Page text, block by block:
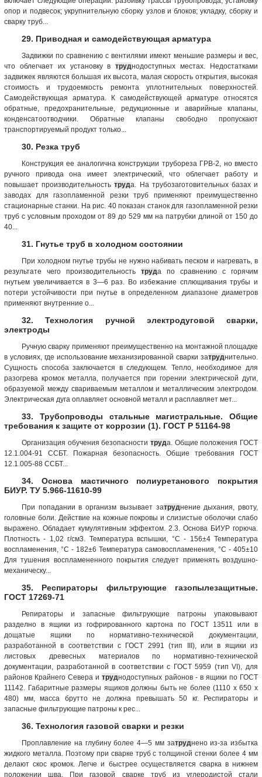
опор и подвесок; укрупнительную сборку узлов и блоков; укладку, сборку и
сварку труб...
29. Приводная и самодействующая арматура
Задвижки по сравнению с вентилями имеют меньшие размеры и вес,
что облегчает их установку втруднодоступных местах. Недостатками
задвижек являются большая их высота, малая скорость открытия, высокая
стоимость и трудоемкость ремонта уплотнительных поверхностей.
Самодействующая арматура. К самодействующей арматуре относятся
обратные, предохранительные, редукционные и аварийные клапаны,
конденсатоотводчики. Обратные клапаны свободно пропускают
транспортируемый продукт только...
30. Резка труб
Конструкция ее аналогична конструкции трубореза ГРВ-2, но вместо
ручного привода она имеет электрический, что облегчает работу и
повышает производительностьтруда. На трубозаготовительных базах и
заводах для газопламенной резки труб применяют преимущественно
стационарные станки. На рис. 40 показан станок для газопламенной резки
труб с условным проходом от 89 до 529 мм на патрубки длиной от 150 до
40...
31. Гнутье труб в холодном состоянии
При холодном гнутье трубы не нужно набивать песком и нагревать, в
результате чего производительность труда по сравнению с горячим
гнутьем увеличивается в 3—6 раз. Во избежание сплющивания трубы и
потери устойчивости при гнутье в определенном диапазоне диаметров
применяют внутренние о...
32. Технология ручной электродуговой сварки,
электроды
Ручную сварку применяют преимущественно на монтажной площадке
в условиях, где использование механизированной сварки затруднительно.
Сущность способа заключается в следующем. Тепло, необходимое для
разогрева кромок металла, получается при горении электрической дуги,
образуемой между свариваемым металлом и металлическим электродом.
Электрическая дуга оплавляет основной металл и расплавляет мет...
33. Трубопроводы стальные магистральные. Общие
требования к защите от коррозии (1). ГОСТ Р 51164-98
Организация обучения безопасности труда. Общие положения ГОСТ
12.1.004-91 ССБТ. Пожарная безопасность. Общие требования ГОСТ
12.1.005-88 ССБТ...
34. Основа мастичного полиуретанового покрытия
БИУР. ТУ 5.966-11610-99
При попадании в организм вызывает затруднение дыхания, рвоту,
головные боли. Действие на кожные покровы и слизистые оболочки слабо
выражено. Обладает кумулятивным эффектом. 2.3. Основа БИУР горюча.
Плотность - 1,02 г/см3. Температура вспышки, °С - 156±4 Температура
воспламенения, °С - 182±6 Температура самовоспламенения, °С - 405±10
Для тушения воспламененного покрытия следует применять воздушно-
механическу...
35. Респираторы фильтрующие газопылезащитные.
ГОСТ 17269-71
Репираторы и запасные фильтрующие патроны упаковывают
разделно в ящики из гофрированного картона по ГОСТ 13511 или в
дощатые ящики по нормативно-технической документации,
разработанной в соответствии с ГОСТ 2991 (тип III), или в ящики из
листовых древесных материалов по нормативно-технической
документации, разработанной в соответствии с ГОСТ 5959 (тип VI), для
районов Крайнего Севера итруднодоступных районов - в ящики по ГОСТ
11142. Габаритные размеры ящиков должны быть не более (1110 х 650 x
480) мм, масса брутто не должна превышать 50 кг. Респираторы и
запасные фильтрующие патроны к рес...
36. Технология газовой сварки и резки
Проплавление на глубину более 4—5 мм затруднено из-за избытка
жидкого металла. Поэтому при сварке труб с толщиной стенки более 4 мм
делают скос кромок. Легче и быстрее осуществляется сварка в нижнем
положении шва. При газовой сварке труб из углеродистой стали